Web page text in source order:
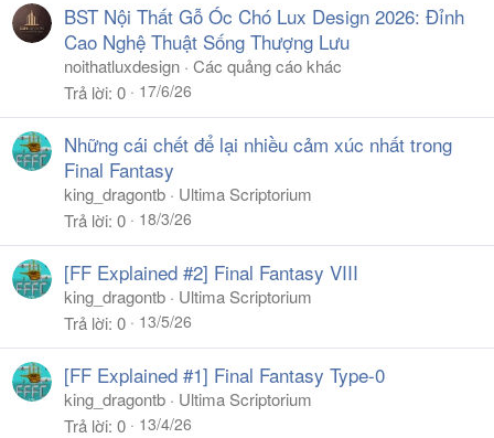
BST Nội Thất Gỗ Óc Chó Lux Design 2026: Đỉnh
Cao Nghệ Thuật Sống Thượng Lưu
noithatluxdesign Các quảng cáo khác
Trả lời 0 17/6/26
Những cái chết để lại nhiều cảm xúc nhất trong
Final Fantasy
king_dragontb
Ultima Scriptorium
Trả lời 0 18/3/26
[FF Explained #2] Final Fantasy VIII
king_dragontb
Ultima Scriptorium
Trả lời 0 13/5/26
[FF Explained #1] Final Fantasy Type-0
king_dragontb
Ultima Scriptorium
Trả lời 0 13/4/26